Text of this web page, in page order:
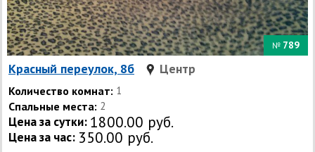
№ 789
Красный переулок, 8б Центр
Количество комнат: 1
Спальные места: 2
Цена за сутки: 1800.00 руб.
Цена за час: 350.00 руб.